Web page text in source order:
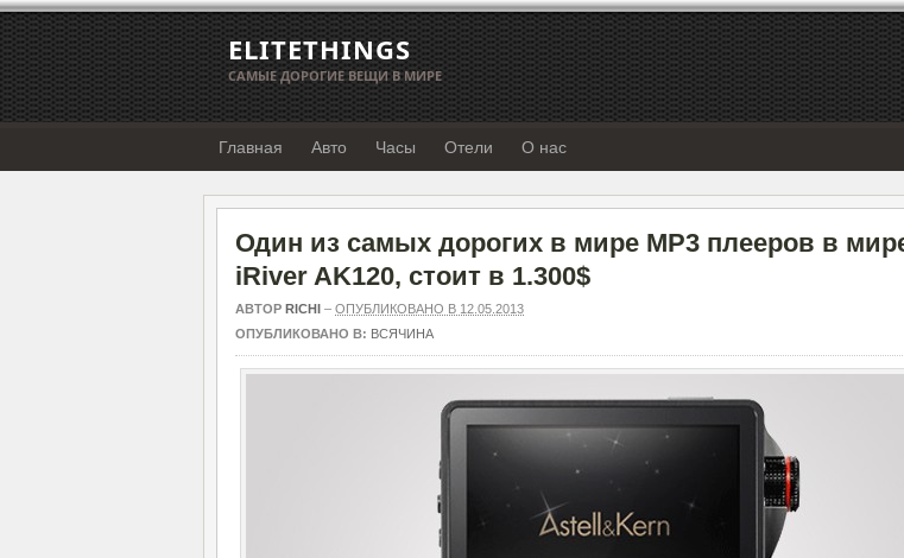
ELITETHINGS
САМЫЕ ДОРОГИЕ ВЕЩИ В МИРЕ
Главная Авто Часы Отели О нас
Один из самых дорогих в мире MP3 плееров в
iRiver AK120, стоит в 1.300$
АВТОР RICHI – ОПУБЛИКОВАНО В 12.05.2013
ОПУБЛИКОВАНО В: ВСЯЧИНА